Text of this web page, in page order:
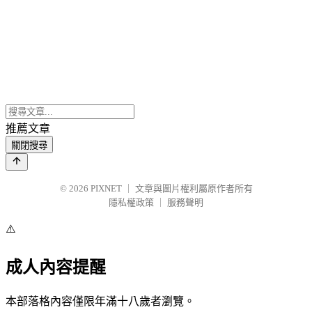
推薦文章
關閉搜尋
© 2026 PIXNET
文章與圖片權利屬原作者所有
隱私權政策
服務聲明
⚠️
成人內容提醒
本部落格內容僅限年滿十八歲者瀏覽。